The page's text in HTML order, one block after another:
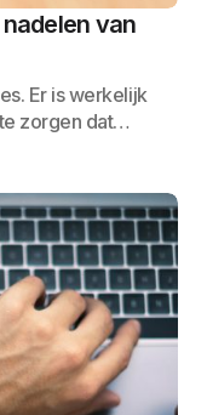
van
Er is werkelijk
zorgen dat…